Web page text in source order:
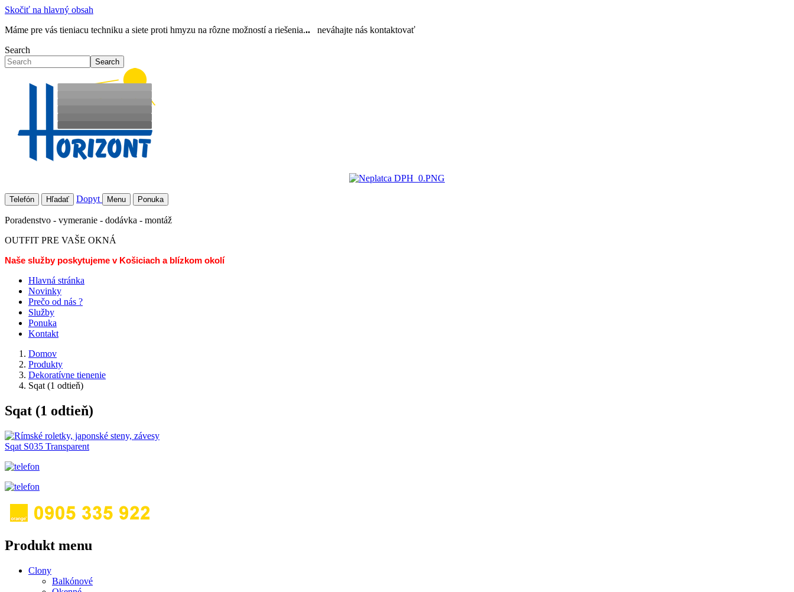
Skočiť na hlavný obsah
Máme pre vás tieniacu techniku a siete proti hmyzu na rôzne možností a riešenia...
neváhajte nás kontaktovať
Search
Search
Telefón Hľadať Dopyt Menu Ponuka
Poradenstvo - vymeranie - dodávka - montáž
OUTFIT PRE VAŠE OKNÁ
Naše služby poskytujeme v Košiciach a blízkom okolí
Hlavná stránka
Novinky
Prečo od nás ?
Služby
Ponuka
Kontakt
Domov
Produkty
Dekoratívne tienenie
Sqat (1 odtieň)
Sqat (1 odtieň)
Sqat S035 Transparent
Produkt menu
Clony
Balkónové